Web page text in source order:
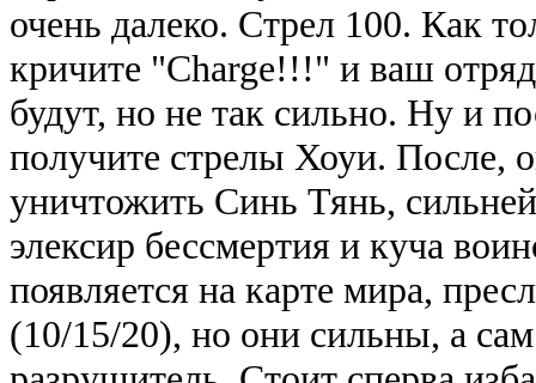
очень далеко. Стрел 100. Как
кричите "Charge!!!" и ваш
будут, но не так сильно. Ну и
получите стрелы Хоуи. После,
уничтожить Синь Тянь,
элексир бессмертия и куча
появляется на карте мира,
(10/15/20), но они сильны, а